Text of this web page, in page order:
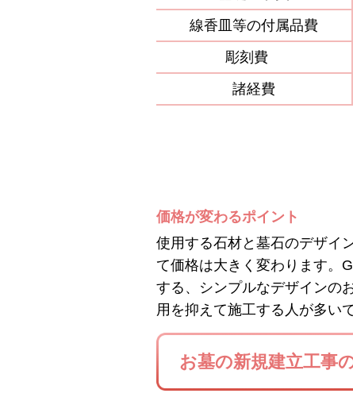
線香皿等の付属品費
彫刻費
諸経費
価格が変わるポイント
使用する石材と墓石のデザイ
て価格は大きく変わります。
する、シンプルなデザインの
用を抑えて施工する人が多いで
お墓の新規建立工事